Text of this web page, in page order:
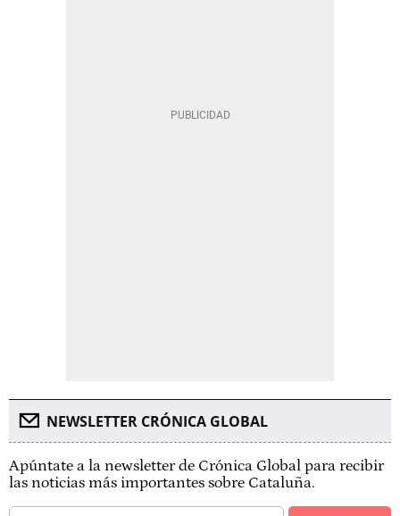
NEWSLETTER CRÓNICA GLOBAL
Apúntate a la newsletter de Crónica Global para recibir
las noticias más importantes sobre Cataluña.